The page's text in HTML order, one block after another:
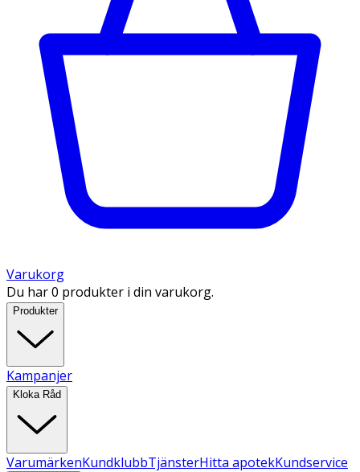
Varukorg
Du har 0 produkter i din varukorg.
Produkter
Kampanjer
Kloka Råd
VarumärkenKundklubbTjänsterHitta apotekKundservice